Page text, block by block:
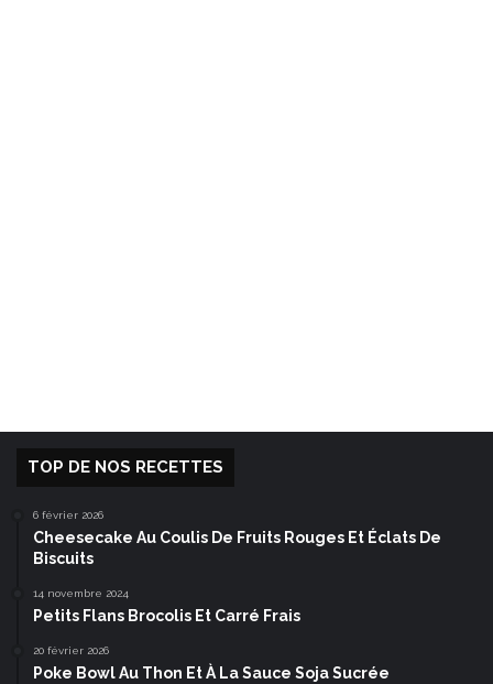
TOP DE NOS RECETTES
6 février 2026
Cheesecake Au Coulis De Fruits Rouges Et Éclats De
Biscuits
14 novembre 2024
Petits Flans Brocolis Et Carré Frais
20 février 2026
Poke Bowl Au Thon Et À La Sauce Soja Sucrée